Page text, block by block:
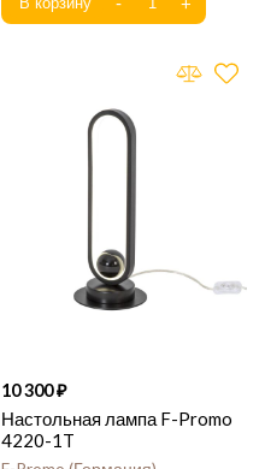
10 300
Настольная лампа F-Promo
4220-1T